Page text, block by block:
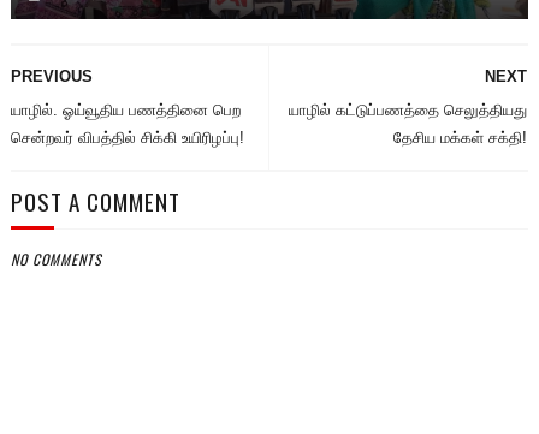
NEXT
யாழில் கட்டுப்பணத்தை செலுத்தியது
தேசிய மக்கள் சக்தி!
PREVIOUS
யாழில். ஓய்வூதிய பணத்தினை பெற
சென்றவர் விபத்தில் சிக்கி உயிரிழப்பு!
POST A COMMENT
NO COMMENTS